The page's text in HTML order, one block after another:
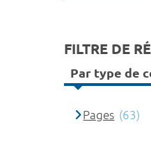
FILTRE DE
Par type de
Pages (63)